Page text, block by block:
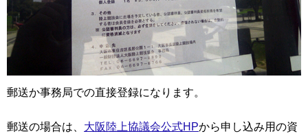
郵送か事務局での直接登録になります。
郵送の場合は、 大阪陸上協議会公式HPから申し込み用の資